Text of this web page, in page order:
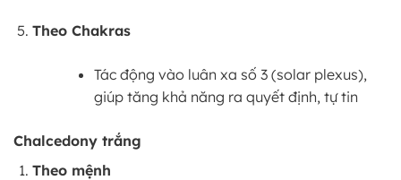
Theo Chakras
Tác động vào luân xa số 3 (solar plexus),
giúp tăng khả năng ra quyết định, tự tin
Chalcedony trắng
Theo mệnh